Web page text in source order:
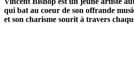
qui bat au coeur de son offrande
et son charisme sourit à travers